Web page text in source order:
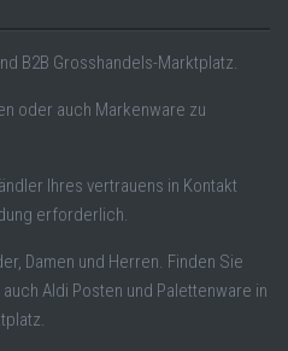
B2B Grosshandels-Marktplatz.
oder auch Markenware zu
Ihres vertrauens in Kontakt
erforderlich.
Damen und Herren. Finden Sie
Aldi Posten und Palettenware in